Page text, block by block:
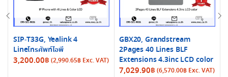
SIP-T33G, Yealink 4
Lineโทรศัพท์ไอพี
3,200.00฿ (2,990.65฿ Exc. VAT)
GBX20, Grandstream
2Pages 40 Lines BLF
Extensions 4.3inc LCD color
7,029.90฿ (6,570.00฿ Exc. VAT)